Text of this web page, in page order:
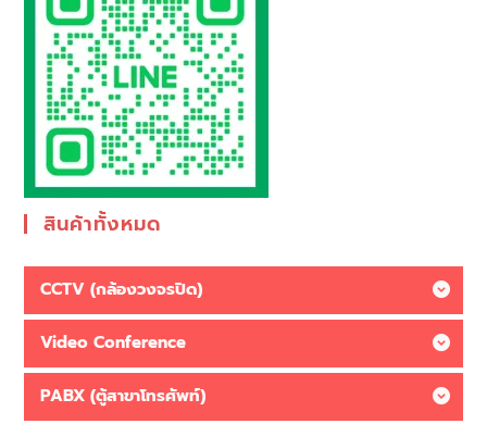
สินค้าทั้งหมด
CCTV (กล้องวงจรปิด)
Video Conference
PABX (ตู้สาขาโทรศัพท์)